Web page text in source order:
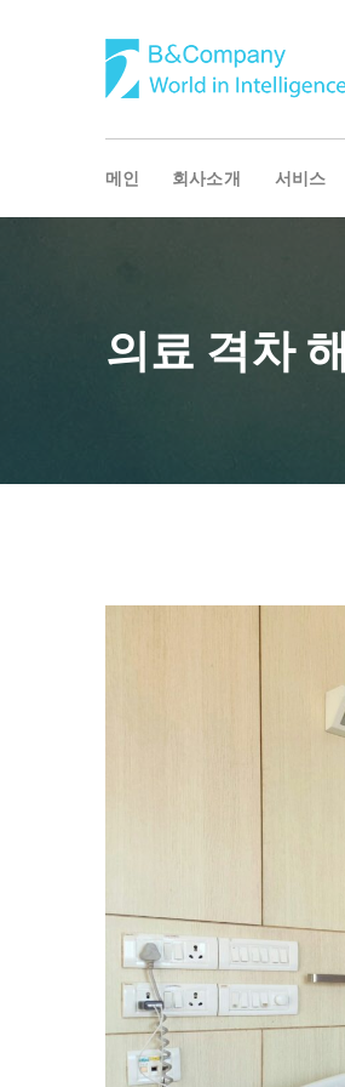
메인 회사소개 서비스
의료 격차